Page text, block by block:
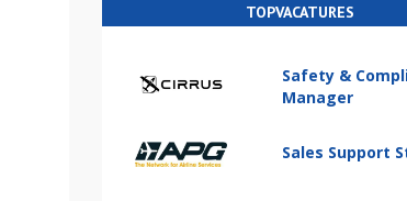
TOPVACATURES
Safety &
Manager
Sales Support